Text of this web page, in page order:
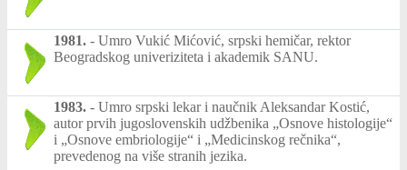
1981. - Umro Vukić Mićović, srpski hemičar, rektor
Beogradskog univeriziteta i akademik SANU.
1983. - Umro srpski lekar i naučnik Aleksandar Kostić,
autor prvih jugoslovenskih udžbenika „Osnove histologije“
i „Osnove embriologije“ i „Medicinskog rečnika“,
prevedenog na više stranih jezika.